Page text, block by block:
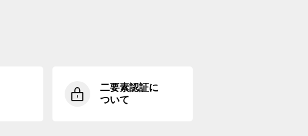
二要素認証に
ついて